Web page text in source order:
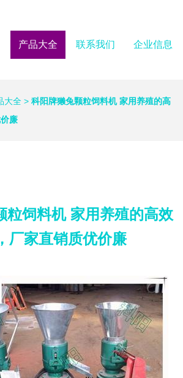
产品大全 联系我们 企业信息
大全 > 科阳牌獭兔颗粒饲料机 家用养殖的高
廉
粒饲料机 家用养殖的高效
厂家直销质优价廉